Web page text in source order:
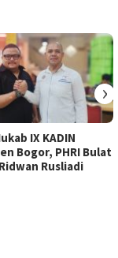
IX KADIN
Bogor, PHRI Bulat
Rusliadi
›